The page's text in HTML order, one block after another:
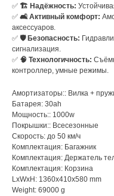
✅ 🏗️ Надёжность:
✅ 🛋️ Активный комфорт:
аксессуаров.
✅ 🛡️ Безопасность:
сигнализация.
✅ 🧠 Технологичность:
контроллер, умные режимы.
Амортизаторы:: Вилка +
Батарея: 30ah
Мощность:: 1000w
Покрышки:: Всесезонные
Скорость: до 50 км/ч
Комплектация: Багажник
Комплектация: Держатель
Комплектация: Корзина
LxWxH: 1360x410x580 mm
Weight: 69000 g